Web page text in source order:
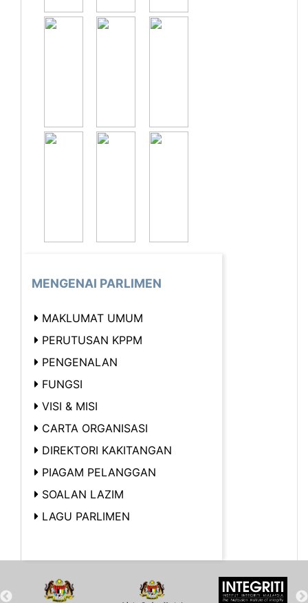
MENGENAI PARLIMEN
MAKLUMAT UMUM
PERUTUSAN KPPM
PENGENALAN
FUNGSI
VISI & MISI
CARTA ORGANISASI
DIREKTORI KAKITANGAN
PIAGAM PELANGGAN
SOALAN LAZIM
LAGU PARLIMEN